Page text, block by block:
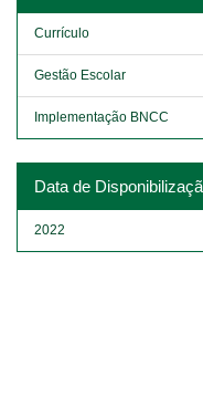
Currículo
Gestão Escolar
Implementação BNCC
Data de
2022